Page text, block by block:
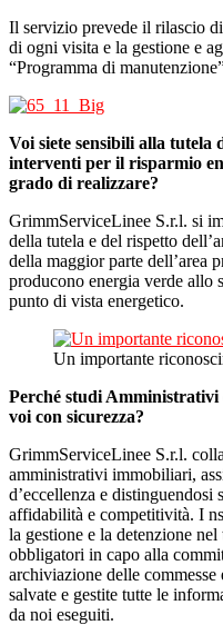
Il servizio prevede il rilascio
di ogni visita e la gestione e
“Programma di
Voi siete sensibili alla tutela
interventi per il risparmio
grado di realizzare?
GrimmServiceLinee S.r.l. si
della tutela e del rispetto
della maggior parte dell’area
producono energia verde allo
punto di vista energetico.
Un importante
Perché studi Amministrativi
voi con sicurezza?
GrimmServiceLinee S.r.l.
amministrativi immobiliari,
d’eccellenza e distinguendosi
affidabilità e competitività. I
la gestione e la detenzione
obbligatori in capo alla
archiviazione delle
salvate e gestite tutte le
da noi eseguiti.